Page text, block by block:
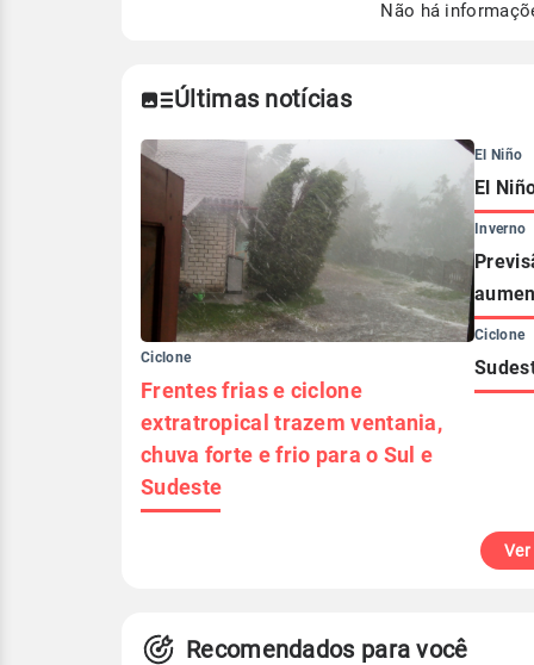
Não há
Últimas notícias
Ciclone
Frentes frias e ciclone
extratropical trazem ventania,
chuva forte e frio para o Sul e
Sudeste
El Niño
El
Inverno
Ciclone
Recomendados para você